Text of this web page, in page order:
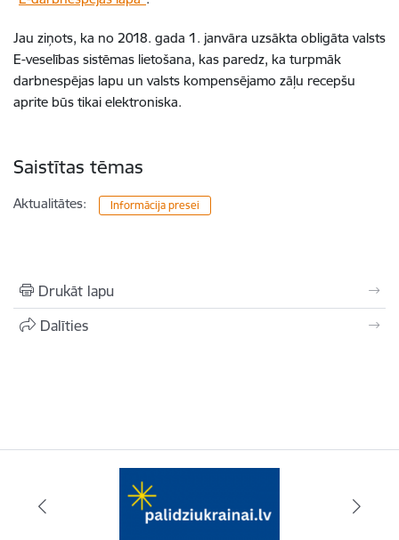
Jau ziņots, ka no 2018. gada 1. janvāra uzsākta obligāta valsts
E-veselības sistēmas lietošana, kas paredz, ka turpmāk
darbnespējas lapu un valsts kompensējamo zāļu recepšu
aprite būs tikai elektroniska.
Saistītas tēmas
Aktualitātes: Informācija presei
Drukāt lapu
Dalīties